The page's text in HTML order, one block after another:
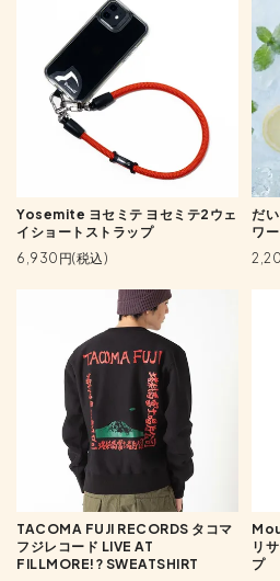
Yosemite ヨセミテ ヨセミテ2ウェ
イショートストラップ
6,930円(税込)
だ
ワ
TACOMA FUJI RECORDS タコマ
フジレコード LIVE AT
FILLMORE!? SWEATSHIRT
リ
プ